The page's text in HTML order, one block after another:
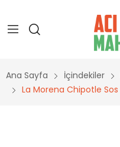
Ana Sayfa İçindekiler
La Morena Chipotle Sos